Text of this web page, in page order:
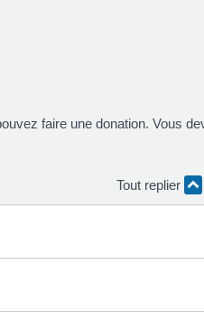
faire une donation. Vous
Tout replier